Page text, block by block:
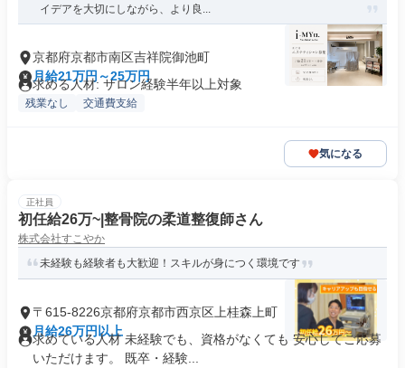
イデアを大切にしながら、より良...
京都府京都市南区吉祥院御池町
月給21万円～25万円
求める人材: サロン経験半年以上対象
残業なし 交通費支給
気になる
正社員
初任給26万~|整骨院の柔道整復師さん
株式会社すこやか
未経験も経験者も大歓迎！スキルが身につく環境です
〒615-8226京都府京都市西京区上桂森上町
月給26万円以上
求めている人材 未経験でも、資格がなくても 安心してご応募
いただけます。 既卒・経験...